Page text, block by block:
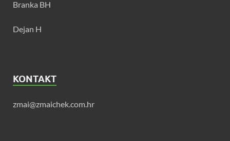
Branka BH
Dejan H
KONTAKT
zmai@zmaichek.com.hr